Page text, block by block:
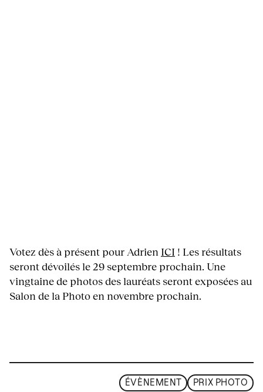
Votez dès à présent pour Adrien ICI ! Les résultats
seront dévoilés le 29 septembre prochain. Une
vingtaine de photos des lauréats seront exposées au
Salon de la Photo en novembre prochain.
ÉVÈNEMENT PRIX PHOTO